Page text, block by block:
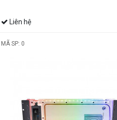
Liên hệ
MÃ SP: 0